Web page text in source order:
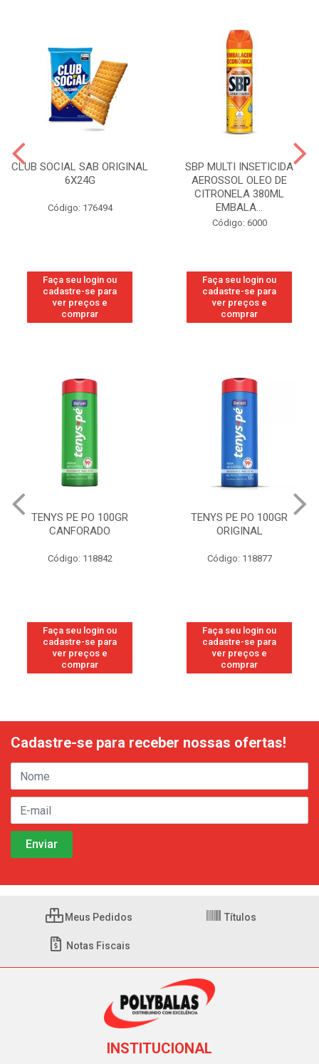
CLUB SOCIAL SAB ORIGINAL
6X24G
Código: 176494
Faça seu login ou
cadastre-se para
ver preços e
comprar
SBP MULTI INSETICIDA
AEROSSOL OLEO DE
CITRONELA 380ML
EMBALA...
Código: 6000
Faça seu login ou
cadastre-se para
ver preços e
comprar
TENYS PE PO 100GR
CANFORADO
Código: 118842
Faça seu login ou
cadastre-se para
ver preços e
comprar
TENYS PE PO 100GR
ORIGINAL
Código: 118877
Faça seu login ou
cadastre-se para
ver preços e
comprar
Cadastre-se para receber nossas ofertas!
Meus Pedidos Títulos
Notas Fiscais
INSTITUCIONAL